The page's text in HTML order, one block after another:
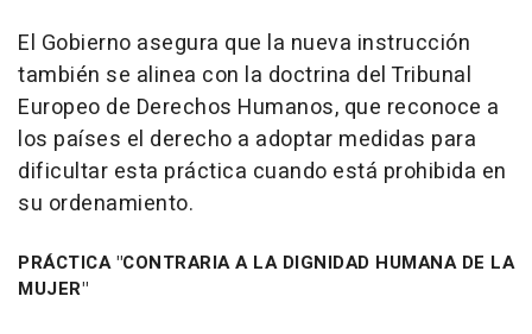
El Gobierno asegura que la nueva instrucción
también se alinea con la doctrina del Tribunal
Europeo de Derechos Humanos, que reconoce a
los países el derecho a adoptar medidas para
dificultar esta práctica cuando está prohibida en
su ordenamiento.
PRÁCTICA "CONTRARIA A LA DIGNIDAD HUMANA DE LA
MUJER"